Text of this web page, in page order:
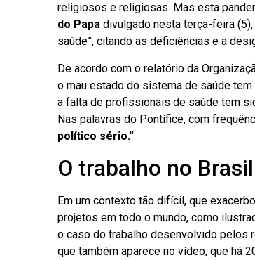
religiosos e religiosas. Mas esta
do Papa divulgado nesta terça-feira
saúde”, citando as deficiências e a
De acordo com o relatório da
o mau estado do sistema de saúde
a falta de profissionais de saúde tem
Nas palavras do Pontífice, com
político sério.”
O trabalho no
Em um contexto tão difícil, que
projetos em todo o mundo, como
o caso do trabalho desenvolvido pelos
que também aparece no vídeo, que há